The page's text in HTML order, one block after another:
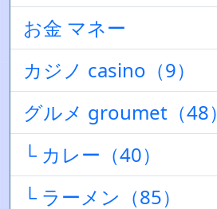
お金 マネー
カジノ casino（9）
グルメ groumet（48）
└ カレー（40）
└ ラーメン（85）